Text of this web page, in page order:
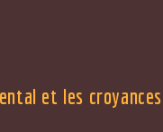
et les